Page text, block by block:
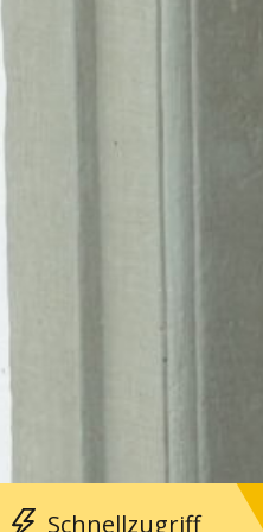
Schnellzugriff